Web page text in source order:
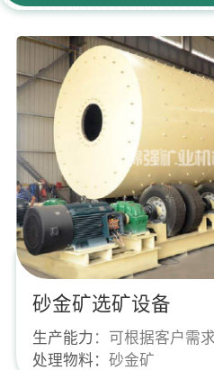
砂金矿选矿设备
生产能力 ：可根据客户需
处理物料： 砂金矿